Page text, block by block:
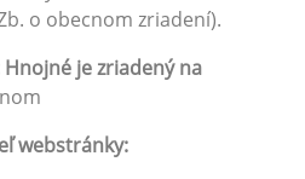
o obecnom zriadení).
Hnojné je zriadený na
webstránky: